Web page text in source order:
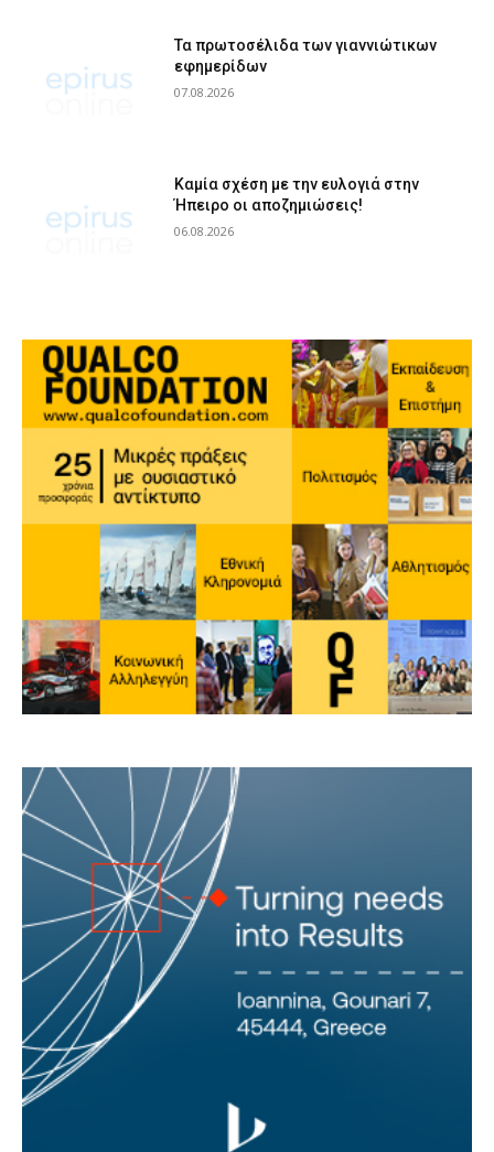
Τα πρωτοσέλιδα των γιαννιώτικων
εφημερίδων
07.08.2026
Καμία σχέση με την ευλογιά στην
Ήπειρο οι αποζημιώσεις!
06.08.2026